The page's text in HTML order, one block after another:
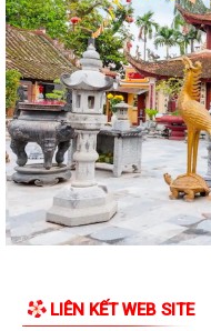
UBND phường Lưu Kiếm
thông tin, truyền thông y tế
UBND phường Lưu Kiếm
kiểm tra hồ sơ đăng ký, cấp
Kế hoạch Tuyên truyền Hội
Chính phủ về Khu kinh tế và...
Thuế cơ sở 4 thành phố Hải
89/2026/TT-BTC ngày 30/6/
LỆ GIỮA NĂM 2026)
LIÊN KẾT WEB SITE